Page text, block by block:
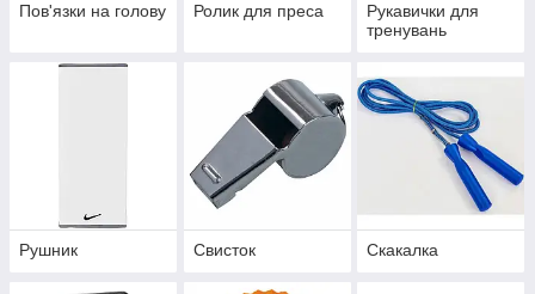
Пов'язки на голову Ролик для преса
Рукавички для
тренувань
Рушник Свисток Скакалка